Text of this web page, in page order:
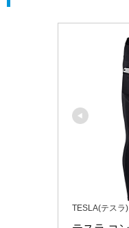
TESLA(テスラ)